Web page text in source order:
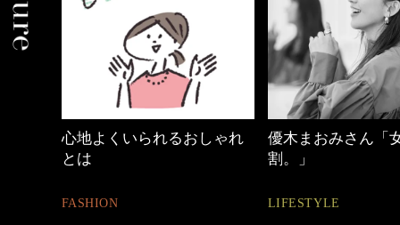
心地よくいられるおしゃれ
とは
FASHION
優木まおみさん「
割。」
LIFESTYLE